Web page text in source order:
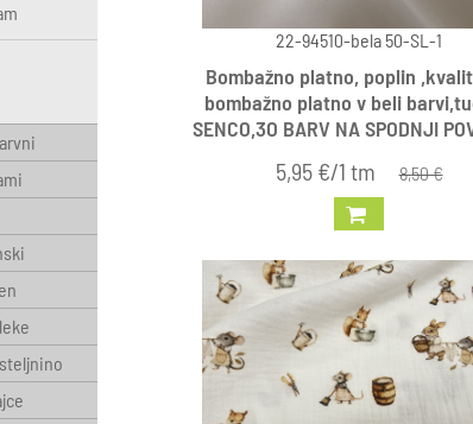
22-94510-bela 50-SL-1
Bombažno platno, poplin
bombažno platno v beli
SENCO,3O BARV NA SPODNJI
5,95 €/1 tm 8,50 €